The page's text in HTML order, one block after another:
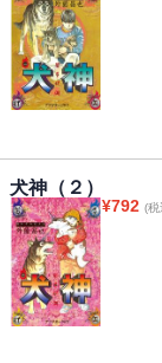
犬神（２）
¥792 (税